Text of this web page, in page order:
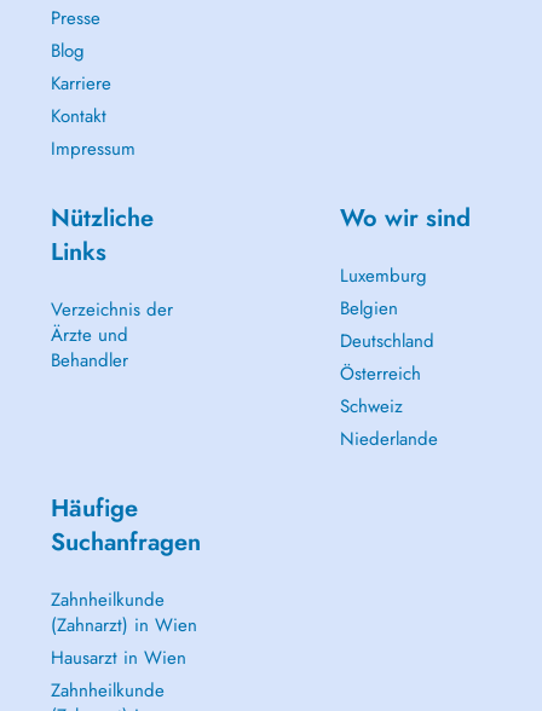
Presse
Blog
Karriere
Kontakt
Impressum
Nützliche
Links
Verzeichnis der
Ärzte und
Behandler
Wo wir sind
Luxemburg
Belgien
Deutschland
Österreich
Schweiz
Niederlande
Häufige
Suchanfragen
Zahnheilkunde
(Zahnarzt) in Wien
Hausarzt in Wien
Zahnheilkunde